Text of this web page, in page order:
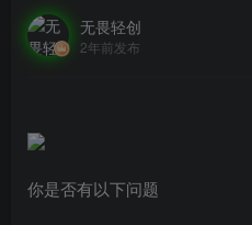
无畏轻创
2年前发布
你是否有以下问题